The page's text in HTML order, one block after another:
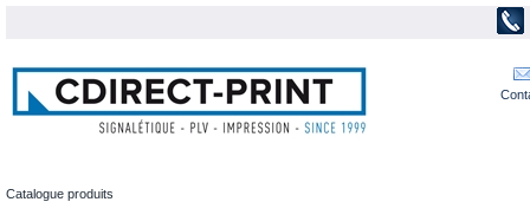
Catalogue produits